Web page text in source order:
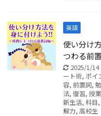
英語
使い分け
つわる前
2025/1/14
ート術, ポイ
容, 前置詞,
法, 復習, 授業
新生活, 科目,
解力, 高校生